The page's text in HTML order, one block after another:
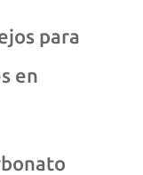
para
en